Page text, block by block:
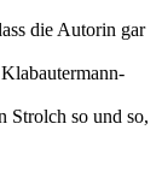
die Autorin gar
Strolch so und so,